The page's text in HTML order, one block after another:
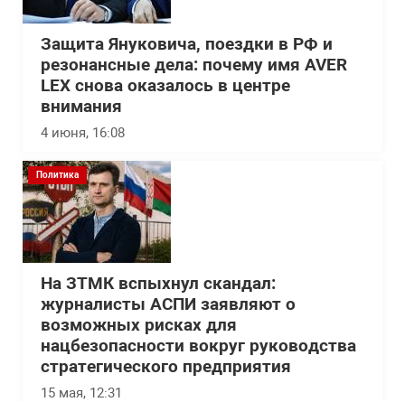
Защита Януковича, поездки в РФ и
резонансные дела: почему имя AVER
LEX снова оказалось в центре
внимания
4 июня, 16:08
Политика
На ЗТМК вспыхнул скандал:
журналисты АСПИ заявляют о
возможных рисках для
нацбезопасности вокруг руководства
стратегического предприятия
15 мая, 12:31